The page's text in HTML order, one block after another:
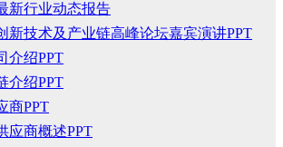
新行业动态报告
新技术及产业链高峰论坛嘉宾演讲PPT
介绍PPT
介绍PPT
商PPT
应商概述PPT